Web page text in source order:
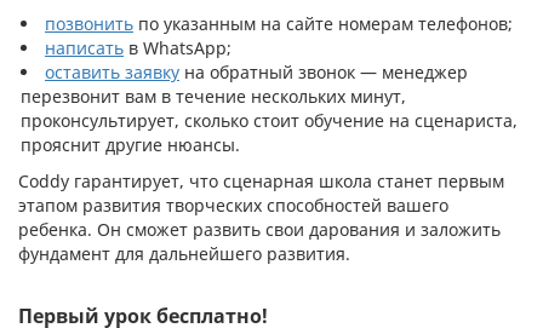
позвонить по указанным на сайте номерам телефонов;
написать в WhatsApp;
оставить заявку на обратный звонок — менеджер
перезвонит вам в течение нескольких минут,
проконсультирует, сколько стоит обучение на сценариста,
прояснит другие нюансы.
Coddy гарантирует, что сценарная школа станет первым
этапом развития творческих способностей вашего
ребенка. Он сможет развить свои дарования и заложить
фундамент для дальнейшего развития.
Первый урок бесплатно!